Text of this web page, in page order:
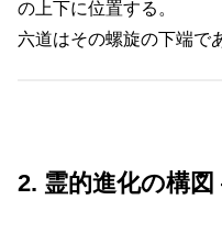
の上下に位置する。
六道はその螺旋の下端で
2. 霊的進化の構